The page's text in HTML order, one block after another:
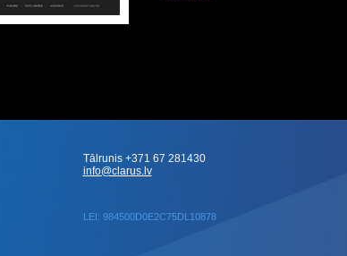
LEI: 984500D0E2C75DL10878
Tālrunis +371 67 281430
info@clarus.lv